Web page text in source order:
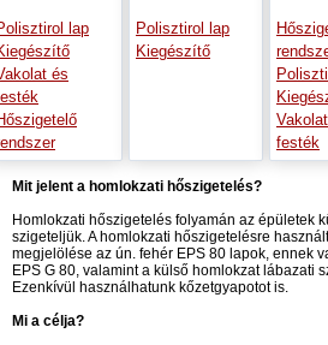
lap
és
Polisztirol lap
Kiegészítő
festék
Mit jelent a homlokzati hőszigetelés?
Homlokzati hőszigetelés folyamán az épületek
szigeteljük. A homlokzati hőszigetelésre
megjelölése az ún. fehér EPS 80 lapok, ennek
EPS G 80, valamint a külső homlokzat lábazati
Ezenkívül használhatunk kőzetgyapotot is.
Mi a célja?